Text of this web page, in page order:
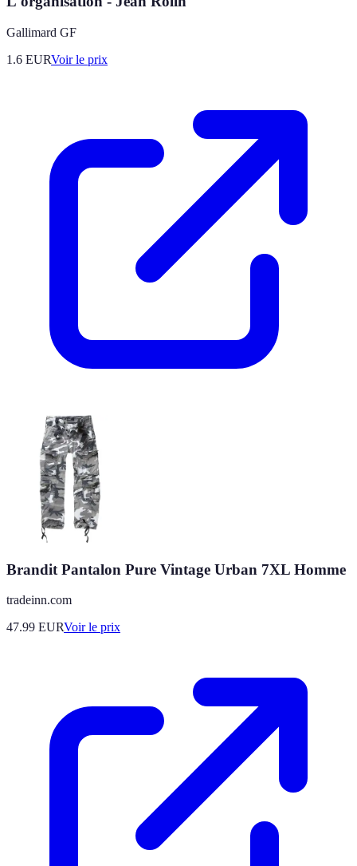
Gallimard GF
1.6 EURVoir le prix
Brandit Pantalon Pure Vintage Urban 7XL Homme
tradeinn.com
47.99 EURVoir le prix